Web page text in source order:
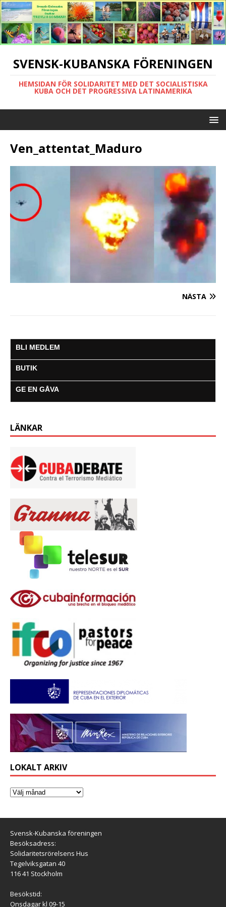
SVENSK-KUBANSKA FÖRENINGEN
HEMSIDAN FÖR SOLIDARITET MED DET SOCIALISTISKA
KUBA OCH DET PROGRESSIVA LATINAMERIKA
Ven_attentat_Maduro
NÄSTA
BLI MEDLEM
BUTIK
GE EN GÅVA
LÄNKAR
LOKALT ARKIV
Svensk-Kubanska föreningen
Besöksadress:
Solidaritetsrörelsens Hus
Tegelviksgatan 40
116 41 Stockholm
Besökstid:
Onsdagar kl 09-15